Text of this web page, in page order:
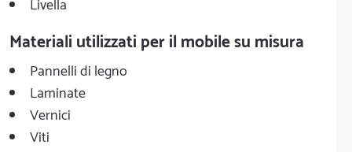
Livella
Materiali utilizzati per il mobile su misura
Pannelli di legno
Laminate
Vernici
Viti